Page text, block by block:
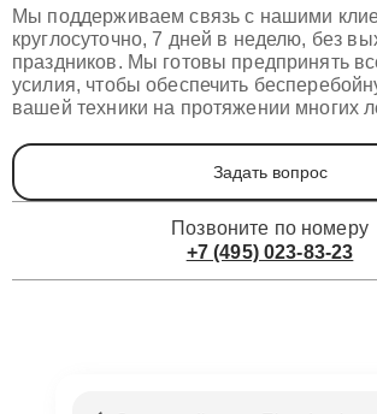
Мы поддерживаем связь с нашими
круглосуточно, 7 дней в неделю, без
праздников. Мы готовы предпринять
усилия, чтобы обеспечить
вашей техники на протяжении многих
Задать вопрос
Позвоните по номеру
+7 (495) 023-83-23